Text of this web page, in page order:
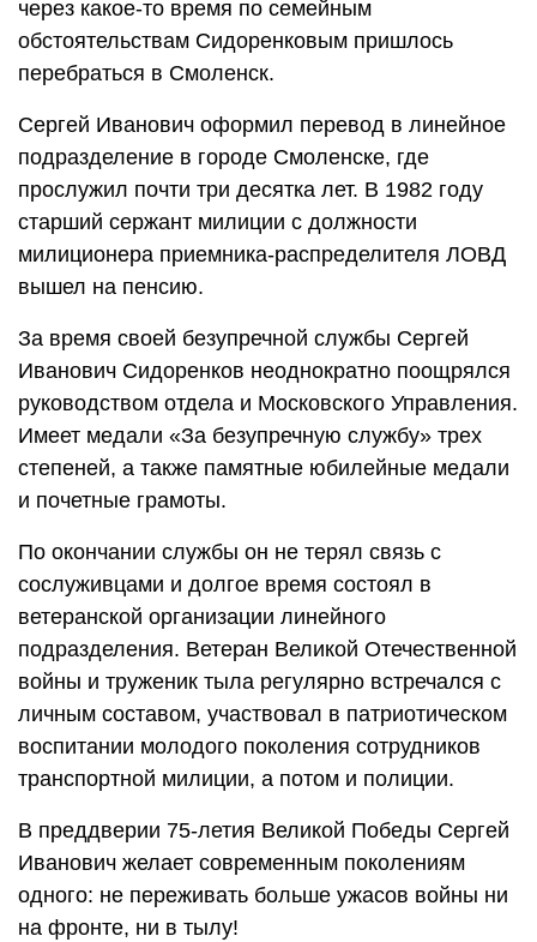
через какое-то время по семейным
обстоятельствам Сидоренковым пришлось
перебраться в Смоленск.
Сергей Иванович оформил перевод в линейное
подразделение в городе Смоленске, где
прослужил почти три десятка лет. В 1982 году
старший сержант милиции с должности
милиционера приемника-распределителя ЛОВД
вышел на пенсию.
За время своей безупречной службы Сергей
Иванович Сидоренков неоднократно поощрялся
руководством отдела и Московского Управления.
Имеет медали «За безупречную службу» трех
степеней, а также памятные юбилейные медали
и почетные грамоты.
По окончании службы он не терял связь с
сослуживцами и долгое время состоял в
ветеранской организации линейного
подразделения. Ветеран Великой Отечественной
войны и труженик тыла регулярно встречался с
личным составом, участвовал в патриотическом
воспитании молодого поколения сотрудников
транспортной милиции, а потом и полиции.
В преддверии 75-летия Великой Победы Сергей
Иванович желает современным поколениям
одного: не переживать больше ужасов войны ни
на фронте, ни в тылу!